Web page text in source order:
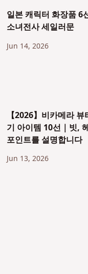
일본 캐릭터 화장품 6
소녀전사 세일러문
Jun 14, 2026
【2026】비카메라
기 아이템 10선｜빗,
포인트를 설명합니다
Jun 13, 2026